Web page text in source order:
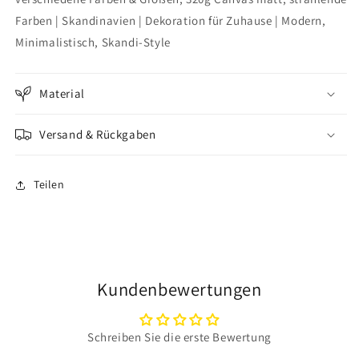
Farben | Skandinavien | Dekoration für Zuhause | Modern,
Minimalistisch, Skandi-Style
Material
Versand & Rückgaben
Teilen
Kundenbewertungen
Schreiben Sie die erste Bewertung